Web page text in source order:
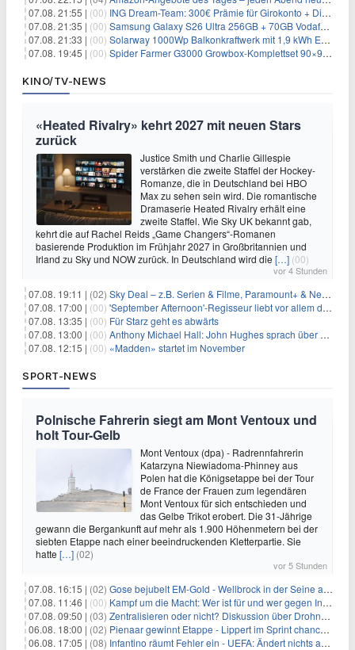
07.08. 21:55 | (00) ING Dream-Team: 300€ Prämie für Girokonto + Direkt-Depot
07.08. 21:35 | (00) Samsung Galaxy S26 Ultra 256GB + 70GB Vodafone-Netz für 34,99€/Monat (effektiv 4,74€/Monat)
07.08. 21:33 | (00) Solarway 1000Wp Balkonkraftwerk mit 1,9 kWh EcoFlow-Speicher für 719€ + 30€ Filial-Gutschein
07.08. 19:45 | (00) Spider Farmer G3000 Growbox-Komplettset 90×90×180 cm für 379,99€
KINO/TV-NEWS
«Heated Rivalry» kehrt 2027 mit neuen Stars
zurück
Justice Smith und Charlie Gillespie
verstärken die zweite Staffel der Hockey-
Romanze, die in Deutschland bei HBO
Max zu sehen sein wird. Die romantische
Dramaserie Heated Rivalry erhält eine
zweite Staffel. Wie Sky UK bekannt gab,
kehrt die auf Rachel Reids „Game Changers“-Romanen
basierende Produktion im Frühjahr 2027 in Großbritannien und
Irland zu Sky und NOW zurück. In Deutschland wird die […] (00)
vor 4 Stunden
07.08. 19:11 | (02) Sky Deal – z.B. Serien & Filme, Paramount+ & Netflix für 19,99€/Monat
07.08. 17:00 | (00) 'September Afternoon'-Regisseur liebt vor allem die 'Banalität' in seinen Filmen
07.08. 13:35 | (00) Für Starz geht es abwärts
07.08. 13:00 | (00) Anthony Michael Hall: John Hughes sprach über eine Fortsetzung von 'The Breakfast Club'
07.08. 12:15 | (00) «Madden» startet im November
SPORT-NEWS
Polnische Fahrerin siegt am Mont Ventoux und
holt Tour-Gelb
Mont Ventoux (dpa) - Radrennfahrerin
Katarzyna Niewiadoma-Phinney aus
Polen hat die Königsetappe bei der Tour
de France der Frauen zum legendären
Mont Ventoux für sich entschieden und
das Gelbe Trikot erobert. Die 31-Jährige
gewann die Bergankunft auf mehr als 1.900 Höhenmetern bei der
siebten Etappe nach einer beeindruckenden Kletterpartie. Sie
hatte […] (02)
vor 5 Stunden
07.08. 16:15 | (02) Gose bejubelt EM-Gold - Wellbrock in der Seine ausgebremst
07.08. 11:46 | (00) Kampf um die Macht: Wer ist für und wer gegen Infantino?
07.08. 09:50 | (03) Zentralisieren oder nicht? Diskussion über Drohnenabwehr
06.08. 18:00 | (02) Pienaar gewinnt Etappe - Lippert im Sprint chancenlos
06.08. 17:05 | (08) Infantino räumt Fehler ein - UEFA: Ändert nichts an Boykott